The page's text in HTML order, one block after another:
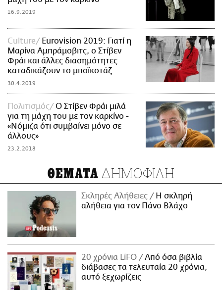
16.9.2019
Culture
Eurovision 2019: Γιατί η
Μαρίνα Αμπράμοβιτς, ο Στίβεν
Φράι και άλλες διασημότητες
καταδικάζουν το μποϊκοτάζ
30.4.2019
Πολιτισμός
Ο Στίβεν Φράι μιλά
για τη μάχη του με τον καρκίνο -
«Νόμιζα ότι συμβαίνει μόνο σε
άλλους»
23.2.2018
ΘΕΜΑΤΑ ΔΗΜΟΦΙΛΗ
Σκληρές Αλήθειες
H σκληρή
αλήθεια για τον Πάνο Βλάχο
20 χρόνια LiFO
Από όσα βιβλία
διάβασες τα τελευταία 20 χρόνια,
αυτό ξεχωρίζεις